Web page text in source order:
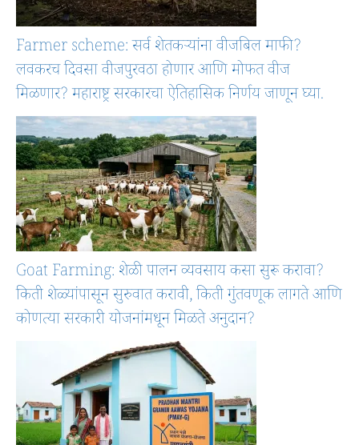
Farmer scheme: सर्व शेतकऱ्यांना वीजबिल माफी?
लवकरच दिवसा वीजपुरवठा होणार आणि मोफत वीज
मिळणार? महाराष्ट्र सरकारचा ऐतिहासिक निर्णय जाणून घ्या.
Goat Farming: शेळी पालन व्यवसाय कसा सुरू करावा?
किती शेळ्यांपासून सुरुवात करावी, किती गुंतवणूक लागते आणि
कोणत्या सरकारी योजनांमधून मिळते अनुदान?